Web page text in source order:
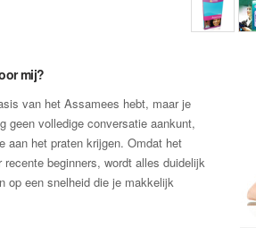
mij?
van het Assamees hebt, maar je
geen volledige conversatie aankunt,
aan het praten krijgen. Omdat het
recente beginners, wordt alles duidelijk
op een snelheid die je makkelijk